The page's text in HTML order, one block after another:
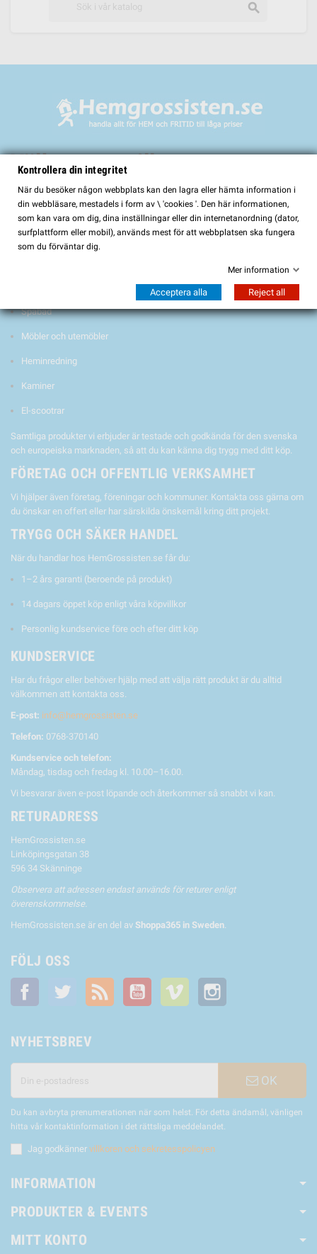
search
Välkommen till
HemGrossisten.se
HemGrossisten.se har sedan 2017 erbjudit kvalitetsprodukter för hem och
trädgård till kunder över hela Sverige. Hos oss hittar du ett noggrant utvalt
sortiment med fokus på kvalitet, funktion och lång hållbarhet.
Spabad
Möbler och utemöbler
Heminredning
Kaminer
El-scootrar
Samtliga produkter vi erbjuder är testade och godkända för den svenska
och europeiska marknaden, så att du kan känna dig trygg med ditt köp.
FÖRETAG OCH OFFENTLIG VERKSAMHET
Vi hjälper även företag, föreningar och kommuner. Kontakta oss gärna om
du önskar en offert eller har särskilda önskemål kring ditt projekt.
TRYGG OCH SÄKER HANDEL
När du handlar hos HemGrossisten.se får du:
1–2 års garanti (beroende på produkt)
14 dagars öppet köp enligt våra köpvillkor
Personlig kundservice före och efter ditt köp
KUNDSERVICE
Har du frågor eller behöver hjälp med att välja rätt produkt är du alltid
välkommen att kontakta oss.
E-post: info@hemgrossisten.se
Telefon: 0768-370140
Kundservice och telefon:
Måndag, tisdag och fredag kl. 10.00–16.00.
Vi besvarar även e-post löpande och återkommer så snabbt vi kan.
RETURADRESS
HemGrossisten.se
Linköpingsgatan 38
596 34 Skänninge
Observera att adressen endast används för returer enligt
överenskommelse.
HemGrossisten.se är en del av Shoppa365 in Sweden.
FÖLJ OSS
Facebook Twitter RSS YouTube Vimeo
NYHETSBREV
OK
Du kan avbryta prenumerationen när som helst. För detta ändamål, vänligen
hitta vår kontaktinformation i det rättsliga meddelandet.
Jag godkänner villkoren och sekretesspolicyen
INFORMATION
PRODUKTER & EVENTS
MITT KONTO
Kontrollera din integritet
När du besöker någon webbplats kan den lagra eller hämta information i
din webbläsare, mestadels i form av \ 'cookies '. Den här informationen,
som kan vara om dig, dina inställningar eller din internetanordning (dator,
surfplattform eller mobil), används mest för att webbplatsen ska fungera
som du förväntar dig.
Mer information
Acceptera alla Reject all